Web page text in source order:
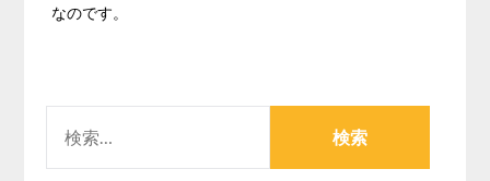
なのです。
索: